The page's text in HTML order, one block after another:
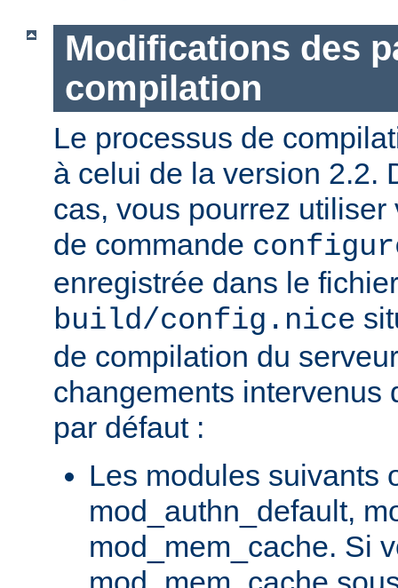
Modifications des
compilation
Le processus de
à celui de la version 2.2.
cas, vous pourrez
de commande
enregistrée dans le fichier
build/config.nice
de compilation du
changements intervenus
par défaut :
Les modules suivants
mod_authn_default,
mod_mem_cache. Si